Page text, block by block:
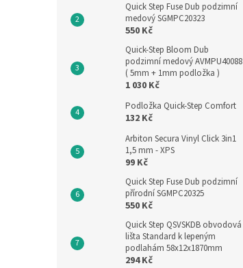
Quick Step Fuse Dub podzimní
medový SGMPC20323
550 Kč
Quick-Step Bloom Dub
podzimní medový AVMPU40088
( 5mm + 1mm podložka )
1 030 Kč
Podložka Quick-Step Comfort
132 Kč
Arbiton Secura Vinyl Click 3in1
1,5 mm - XPS
99 Kč
Quick Step Fuse Dub podzimní
přírodní SGMPC20325
550 Kč
Quick Step QSVSKDB obvodová
lišta Standard k lepeným
podlahám 58x12x1870mm
294 Kč